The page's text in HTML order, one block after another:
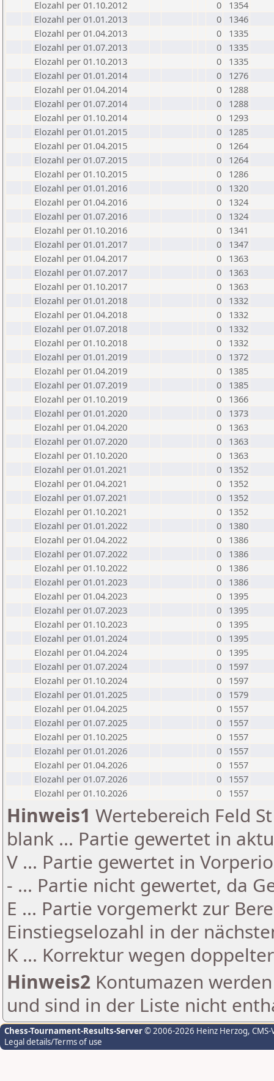
Elozahl per 01.10.2012
0
1354
Elozahl per 01.01.2013
0
1346
Elozahl per 01.04.2013
0
1335
Elozahl per 01.07.2013
0
1335
Elozahl per 01.10.2013
0
1335
Elozahl per 01.01.2014
0
1276
Elozahl per 01.04.2014
0
1288
Elozahl per 01.07.2014
0
1288
Elozahl per 01.10.2014
0
1293
Elozahl per 01.01.2015
0
1285
Elozahl per 01.04.2015
0
1264
Elozahl per 01.07.2015
0
1264
Elozahl per 01.10.2015
0
1286
Elozahl per 01.01.2016
0
1320
Elozahl per 01.04.2016
0
1324
Elozahl per 01.07.2016
0
1324
Elozahl per 01.10.2016
0
1341
Elozahl per 01.01.2017
0
1347
Elozahl per 01.04.2017
0
1363
Elozahl per 01.07.2017
0
1363
Elozahl per 01.10.2017
0
1363
Elozahl per 01.01.2018
0
1332
Elozahl per 01.04.2018
0
1332
Elozahl per 01.07.2018
0
1332
Elozahl per 01.10.2018
0
1332
Elozahl per 01.01.2019
0
1372
Elozahl per 01.04.2019
0
1385
Elozahl per 01.07.2019
0
1385
Elozahl per 01.10.2019
0
1366
Elozahl per 01.01.2020
0
1373
Elozahl per 01.04.2020
0
1363
Elozahl per 01.07.2020
0
1363
Elozahl per 01.10.2020
0
1363
Elozahl per 01.01.2021
0
1352
Elozahl per 01.04.2021
0
1352
Elozahl per 01.07.2021
0
1352
Elozahl per 01.10.2021
0
1352
Elozahl per 01.01.2022
0
1380
Elozahl per 01.04.2022
0
1386
Elozahl per 01.07.2022
0
1386
Elozahl per 01.10.2022
0
1386
Elozahl per 01.01.2023
0
1386
Elozahl per 01.04.2023
0
1395
Elozahl per 01.07.2023
0
1395
Elozahl per 01.10.2023
0
1395
Elozahl per 01.01.2024
0
1395
Elozahl per 01.04.2024
0
1395
Elozahl per 01.07.2024
0
1597
Elozahl per 01.10.2024
0
1597
Elozahl per 01.01.2025
0
1579
Elozahl per 01.04.2025
0
1557
Elozahl per 01.07.2025
0
1557
Elozahl per 01.10.2025
0
1557
Elozahl per 01.01.2026
0
1557
Elozahl per 01.04.2026
0
1557
Elozahl per 01.07.2026
0
1557
Elozahl per 01.10.2026
0 1557
Hinweis1 Wertebereich Feld
blank ... Partie gewertet in
V ... Partie gewertet in
- ... Partie nicht gewertet, da
E ... Partie vorgemerkt zur
Einstiegselozahl in der
K ... Korrektur wegen
Hinweis2 Kontumazen
und sind in der Liste nicht
Chess-Tournament-Results-Server© 2006-2026 Heinz Herzog,
Legal details/Terms of use